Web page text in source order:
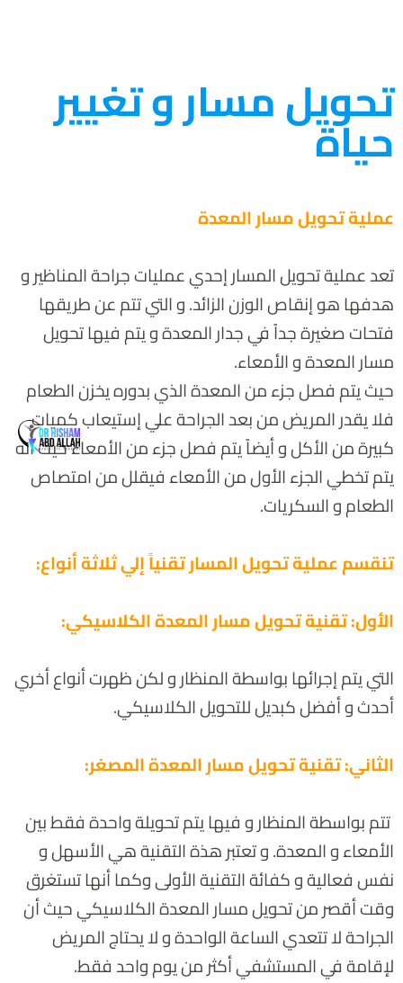
تحويل مسار و تغيير
حياة
عملية تحويل مسار المعدة
تعد عملية تحويل المسار إحدي عمليات جراحة المناظير و
هدفها هو إنقاص الوزن الزائد. و التي تتم عن طريقها
فتحات صغيرة جداً في جدار المعدة و يتم فيها تحويل
مسار المعدة و الأمعاء.
حيث يتم فصل جزء من المعدة الذي بدوره يخزن الطعام
فلا يقدر المريض من بعد الجراحة علي إستيعاب كميات
كبيرة من الأكل و أيضاً يتم فصل جزء من الأمعاء حيث أنه
يتم تخطي الجزء الأول من الأمعاء فيقلل من امتصاص
الطعام و السكريات.
تنقسم عملية تحويل المسار تقنياً إلي ثلاثة أنواع:
الأول: تقنية تحويل مسار المعدة الكلاسيكي:
التي يتم إجرائها بواسطة المنظار و لكن ظهرت أنواع أخري
أحدث و أفضل كبديل للتحويل الكلاسيكي.
الثاني: تقنية تحويل مسار المعدة المصغر:
تتم بواسطة المنظار و فيها يتم تحويلة واحدة فقط بين
الأمعاء و المعدة. و تعتبر هذة التقنية هي الأسهل و
نفس فعالية و كفائة التقنية الأولى وكما أنها تستغرق
وقت أقصر من تحويل مسار المعدة الكلاسيكي حيث أن
الجراحة لا تتعدي الساعة الواحدة و لا يحتاج المريض
لإقامة في المستشفي أكثر من يوم واحد فقط.